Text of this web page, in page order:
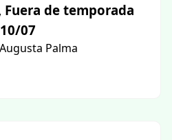
Fuera de temporada
10/07
Palma